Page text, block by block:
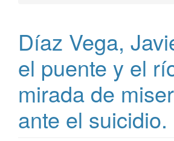
Díaz Vega,
el puente y el
mirada de
ante el suicidio.